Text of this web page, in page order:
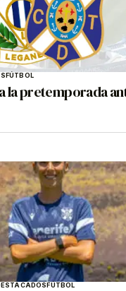
FÚTBOL
la pretemporada
FÚTBOL